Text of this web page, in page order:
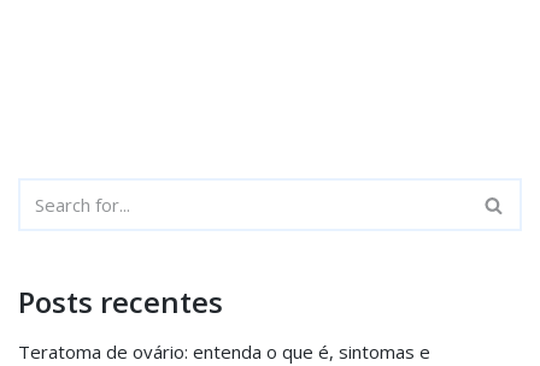
Posts recentes
Teratoma de ovário: entenda o que é, sintomas e